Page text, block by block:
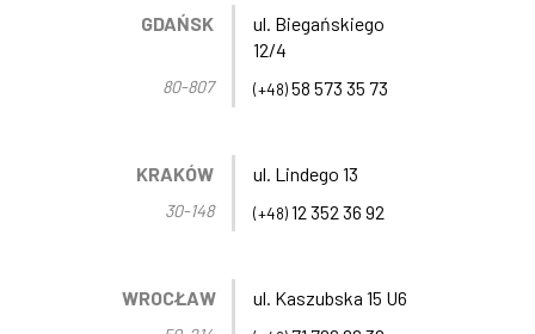
GDAŃSK
80-807
ul. Biegańskiego
12/4
(+48)58 573 35 73
KRAKÓW
30-148
ul. Lindego 13
(+48)12 352 36 92
WROCŁAW ul. Kaszubska 15 U6